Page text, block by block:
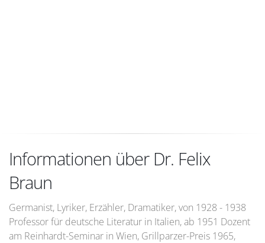
Informationen über Dr. Felix
Braun
Germanist, Lyriker, Erzähler, Dramatiker, von 1928 - 1938
Professor für deutsche Literatur in Italien, ab 1951 Dozent
am Reinhardt-Seminar in Wien, Grillparzer-Preis 1965,